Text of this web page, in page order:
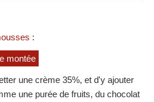
:
montée
une crème 35%, et d'y ajouter
une purée de fruits, du chocolat